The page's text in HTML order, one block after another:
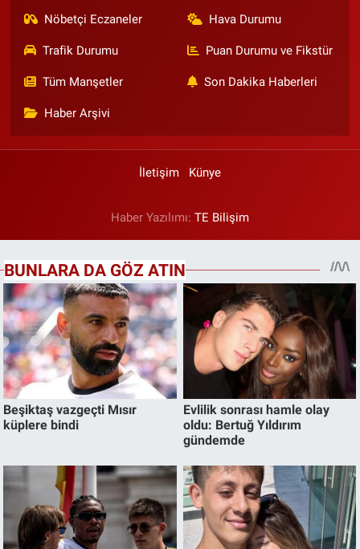
Nöbetçi Eczaneler Hava Durumu
Trafik Durumu Puan Durumu ve Fikstür
Tüm Manşetler Son Dakika Haberleri
Haber Arşivi
İletişim Künye
Haber Yazılımı: TE Bilişim